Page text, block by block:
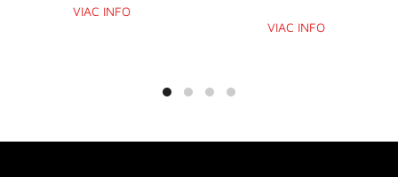
VIAC INFO
VIAC INFO